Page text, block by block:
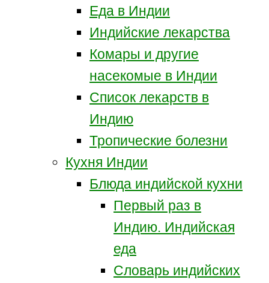
Еда в Индии
Индийские лекарства
Комары и другие
насекомые в Индии
Список лекарств в
Индию
Тропические болезни
Кухня Индии
Блюда индийской кухни
Первый раз в
Индию. Индийская
еда
Словарь индийских